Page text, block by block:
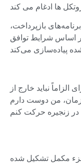
بازپرداخت،
اساس شرایط توافق
نباید خارج از
من دوست دارم
مکمل تشکیل شده